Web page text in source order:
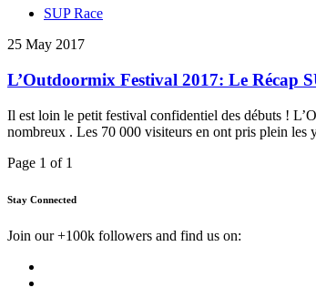
SUP Race
25 May 2017
L’Outdoormix Festival 2017: Le Récap
Il est loin le petit festival confidentiel des débuts !
nombreux . Les 70 000 visiteurs en ont pris plein
Page 1 of 1
Stay Connected
Join our +100k followers and find us on: